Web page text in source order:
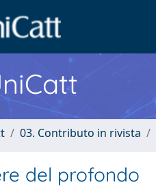
03. Contributo in rivista
del profondo